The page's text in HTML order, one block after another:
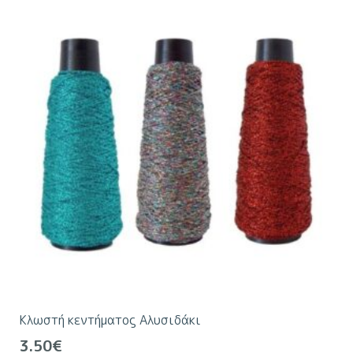
επιλογές
μπορούν
επιλεγούν
στη
σελίδα
του
προϊόντος
Κλωστή κεντήματος Αλυσιδάκι
3.50€